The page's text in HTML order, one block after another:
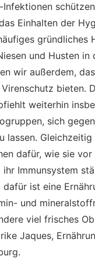
Einhalten der
gründliches
und Husten in
wir außerdem,
bieten.
weiterhin
sich
lassen. Gleichzeitig
dafür, wie sie
Immunsystem
dafür ist eine
und
viel frisches
Jaques,